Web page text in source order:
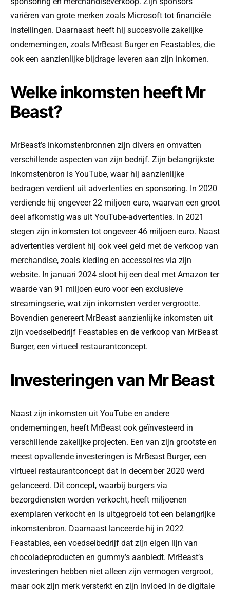
variëren van grote merken zoals Microsoft tot financiële
instellingen. Daarnaast heeft hij succesvolle zakelijke
ondernemingen, zoals MrBeast Burger en Feastables, die
ook een aanzienlijke bijdrage leveren aan zijn inkomen.
Welke inkomsten heeft Mr
Beast?
MrBeast’s inkomstenbronnen zijn divers en omvatten
verschillende aspecten van zijn bedrijf. Zijn belangrijkste
inkomstenbron is YouTube, waar hij aanzienlijke
bedragen verdient uit advertenties en sponsoring. In 2020
verdiende hij ongeveer 22 miljoen euro, waarvan een groot
deel afkomstig was uit YouTube-advertenties. In 2021
stegen zijn inkomsten tot ongeveer 46 miljoen euro. Naast
advertenties verdient hij ook veel geld met de verkoop van
merchandise, zoals kleding en accessoires via zijn
website. In januari 2024 sloot hij een deal met Amazon ter
waarde van 91 miljoen euro voor een exclusieve
streamingserie, wat zijn inkomsten verder vergrootte.
Bovendien genereert MrBeast aanzienlijke inkomsten uit
zijn voedselbedrijf Feastables en de verkoop van MrBeast
Burger, een virtueel restaurantconcept.
Investeringen van Mr Beast
Naast zijn inkomsten uit YouTube en andere
ondernemingen, heeft MrBeast ook geïnvesteerd in
verschillende zakelijke projecten. Een van zijn grootste en
meest opvallende investeringen is MrBeast Burger, een
virtueel restaurantconcept dat in december 2020 werd
gelanceerd. Dit concept, waarbij burgers via
bezorgdiensten worden verkocht, heeft miljoenen
exemplaren verkocht en is uitgegroeid tot een belangrijke
inkomstenbron. Daarnaast lanceerde hij in 2022
Feastables, een voedselbedrijf dat zijn eigen lijn van
chocoladeproducten en gummy’s aanbiedt. MrBeast’s
investeringen hebben niet alleen zijn vermogen vergroot,
maar ook zijn merk versterkt en zijn invloed in de digitale